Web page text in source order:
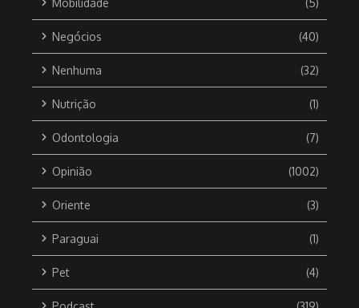
Negócios (40)
Nenhuma (32)
Nutrição (1)
Odontologia (7)
Opinião (1002)
Oriente (3)
Paraguai (1)
Pet (4)